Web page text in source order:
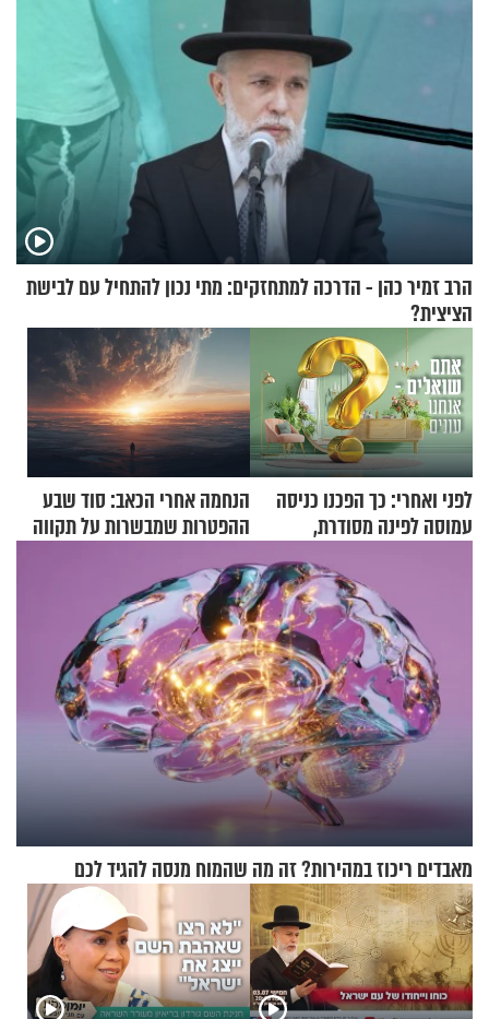
הרב זמיר כהן - הדרכה למתחזקים: מתי נכון להתחיל עם לבישת
הציצית?
לפני ואחרי: כך הפכנו כניסה
עמוסה לפינה מסודרת,
הנחמה אחרי הכאב: סוד שבע
ההפטרות שמבשרות על תקווה
מאבדים ריכוז במהירות? זה מה שהמוח מנסה להגיד לכם